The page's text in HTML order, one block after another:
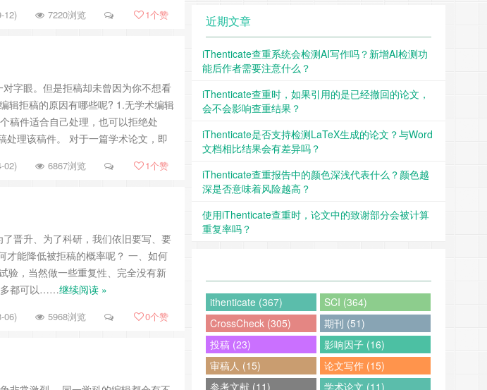
12) 7220浏览 1个赞
字眼。但是拒稿却未曾因为你不想看
辑拒稿的原因有哪些呢? 1.无学术编辑
稿件适合自己处理，也可以拒绝处
处理该稿件。 对于一篇学术论文，即
02) 6867浏览 1个赞
晋升、为了科研，我们依旧要写、要
才能降低被拒稿的概率呢？ 一、如何
验，当然做一些重复性、完全没有新
多都可以……继续阅读 »
06) 5968浏览 0个赞
近期文章
iThenticate查重系统会检测AI写作吗？新增AI检测功
能后作者需要注意什么？
iThenticate查重时，如果引用的是已经撤回的论文，
会不会影响查重结果？
iThenticate是否支持检测LaTeX生成的论文？与Word
文档相比结果会有差异吗？
iThenticate查重报告中的颜色深浅代表什么？颜色越
深是否意味着风险越高？
使用iThenticate查重时，论文中的致谢部分会被计算
重复率吗？
ithenticate (367)
SCI (364)
CrossCheck (305)
期刊 (51)
投稿 (23)
影响因子 (16)
审稿人 (15)
论文写作 (15)
参考文献 (11)
学术论文 (11)